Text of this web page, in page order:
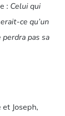
: Celui qui
ce qu’un
pas sa
Joseph,